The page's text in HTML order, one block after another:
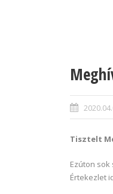
Tisztelt
Ezúton
Értekezlet